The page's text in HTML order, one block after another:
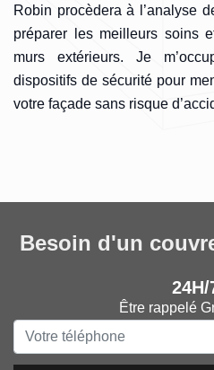
Robin procèdera à l’analyse
préparer les meilleurs soins
murs extérieurs. Je
dispositifs de sécurité pour
votre façade sans risque
Besoin d'un
24H/
Être rappelé